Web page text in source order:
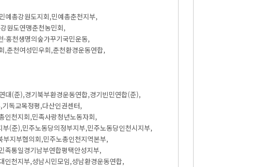
예총강원도지회,민예총춘천지부,
원도연맹춘천농민회,
홍천생명의숲가꾸기국민운동,
,춘천여성민우회,춘천환경운동연합,
대(준),경기북부환경운동연합,경기빈민연합(준),
독교목정평,다산인권센터,
인천지회,민족사랑청년노동자회,
(준),민주노동당의정부지부,민주노동당인천시지부,
지부협의회,민주노총인천지역본부,
족통일경기남부연합평택안성지부,
인천지부,성남시민모임,성남환경운동연합,